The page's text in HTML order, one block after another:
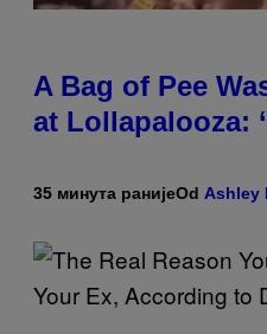
A Bag of Pee
at Lollapalooza:
35 минута ранијеOd Ashley